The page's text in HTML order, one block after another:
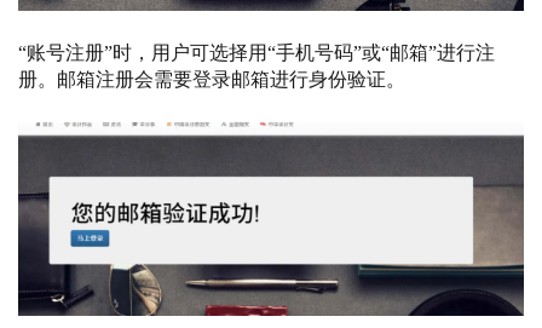
“账号注册”时，用户可选择用“手机号码”或“邮箱”进行注
册。邮箱注册会需要登录邮箱进行身份验证。